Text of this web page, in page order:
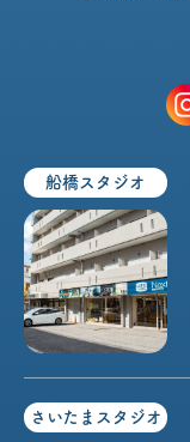
船橋スタジオ
さいたまスタジオ